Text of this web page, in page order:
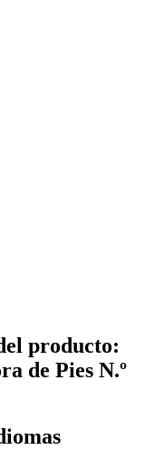
producto:
de Pies N.º